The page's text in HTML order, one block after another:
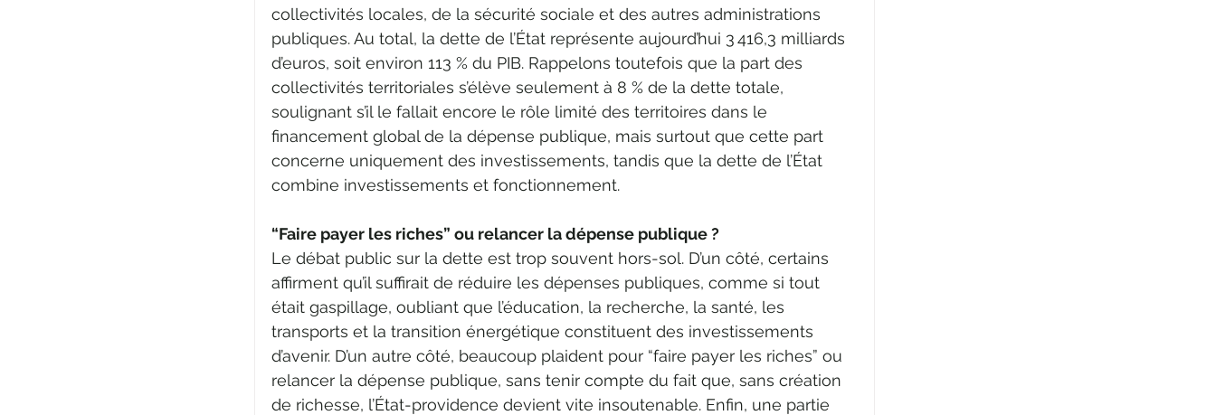
collectivités locales, de la sécurité sociale et des autres administrations
publiques. Au total, la dette de l’État représente aujourd’hui 3 416,3 milliards
d’euros, soit environ 113 % du PIB. Rappelons toutefois que la part des
collectivités territoriales s’élève seulement à 8 % de la dette totale,
soulignant s’il le fallait encore le rôle limité des territoires dans le
financement global de la dépense publique, mais surtout que cette part
concerne uniquement des investissements, tandis que la dette de l’État
combine investissements et fonctionnement.
“Faire payer les riches” ou relancer la dépense publique ?
Le débat public sur la dette est trop souvent hors-sol. D’un côté, certains
affirment qu’il suffirait de réduire les dépenses publiques, comme si tout
était gaspillage, oubliant que l’éducation, la recherche, la santé, les
transports et la transition énergétique constituent des investissements
d’avenir. D’un autre côté, beaucoup plaident pour “faire payer les riches” ou
relancer la dépense publique, sans tenir compte du fait que, sans création
de richesse, l’État-providence devient vite insoutenable. Enfin, une partie